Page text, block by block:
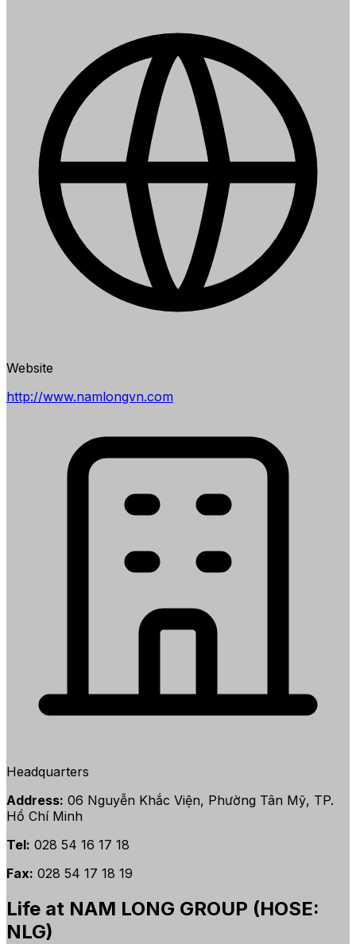
Website
http://www.namlongvn.com
Headquarters
Address: 06 Nguyễn Khắc Viện, Phường Tân Mỹ, TP.
Hồ Chí Minh
Tel: 028 54 16 17 18
Fax: 028 54 17 18 19
Life at NAM LONG GROUP (HOSE:
NLG)